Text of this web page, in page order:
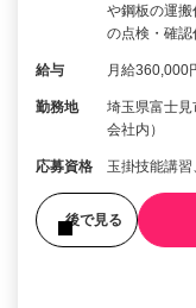
や鋼板の運
の点検・確
給与 月給360,000
勤務地
埼玉県富士
会社内）
応募資格 玉掛技能講
後で見る